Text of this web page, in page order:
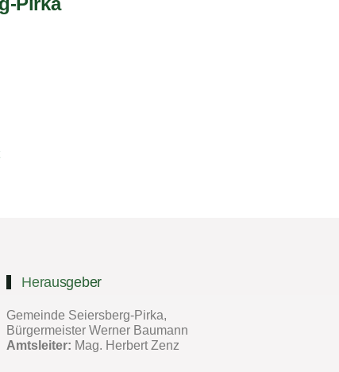
Herausgeber
Gemeinde Seiersberg-Pirka,
Bürgermeister Werner Baumann
Amtsleiter: Mag. Herbert Zenz